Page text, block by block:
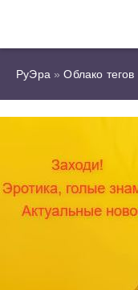
РуЭра »Облако тегов